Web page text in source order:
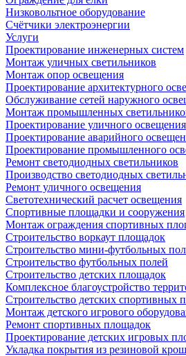
Низковольтное оборудование
Счётчики электроэнергии
Услуги
Проектирование инженерных систем
Монтаж уличных светильников
Монтаж опор освещения
Проектирование архитектурного
Обслуживание сетей наружного
Монтаж промышленных
Проектирование уличного освещения
Проектирование аварийного
Проектирование промышленного
Ремонт светодиодных светильников
Производство светодиодных
Ремонт уличного освещения
Светотехнический расчет освещения
Спортивные площадки и сооружения
Монтаж ограждения спортивных
Строительство воркаут площадок
Строительство мини-футбольных
Строительство футбольных полей
Строительство детских площадок
Комплексное благоустройство
Строительство детских спортивных
Монтаж детского игрового
Ремонт спортивных площадок
Проектирование детских игровых
Укладка покрытия из резиновой